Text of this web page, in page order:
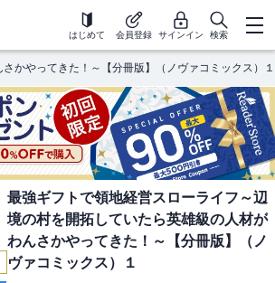
はじめて 会員登録 サインイン 検索
かやってきた！～【分冊版】（ノヴァコミックス）１
最強ギフトで領地経営スローライフ～辺
境の村を開拓していたら英雄級の人材が
わんさかやってきた！～【分冊版】（ノ
ヴァコミックス）１